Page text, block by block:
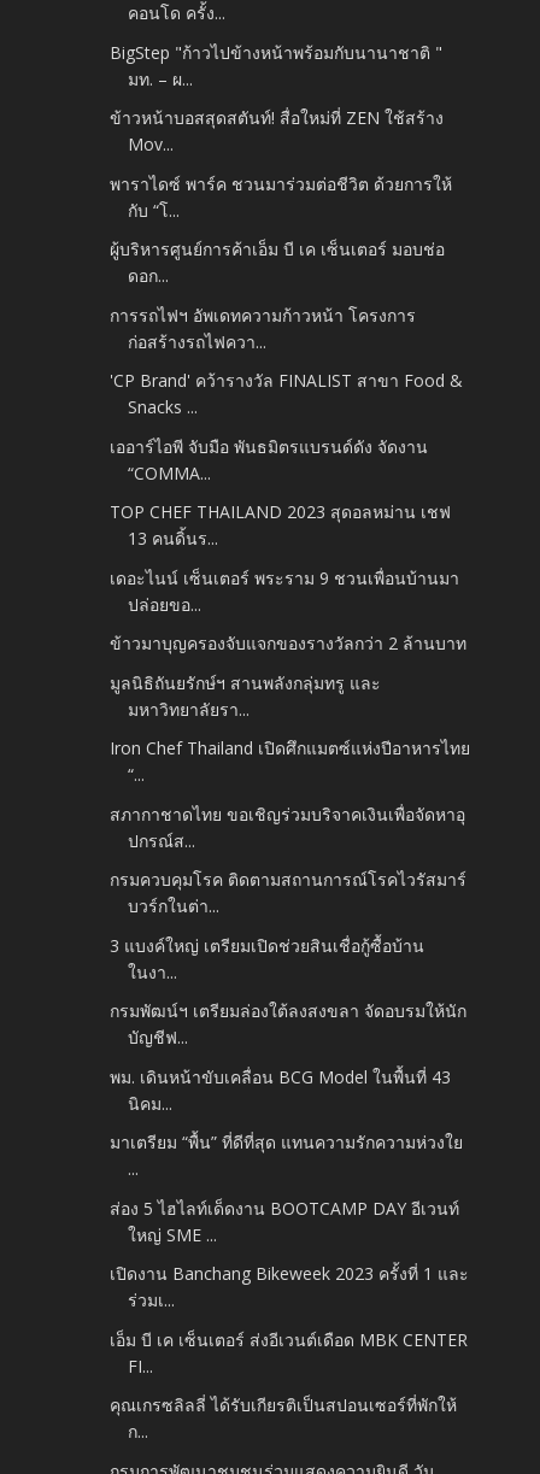
คอนโด ครั้ง...
BigStep "ก้าวไปข้างหน้าพร้อมกับนานาชาติ "
มท. – ผ...
ข้าวหน้าบอสสุดสตันท์! สื่อใหม่ที่ ZEN ใช้สร้าง
Mov...
พาราไดซ์ พาร์ค ชวนมาร่วมต่อชีวิต ด้วยการให้
กับ “โ...
ผู้บริหารศูนย์การค้าเอ็ม บี เค เซ็นเตอร์ มอบช่อ
ดอก...
การรถไฟฯ อัพเดทความก้าวหน้า โครงการ
ก่อสร้างรถไฟควา...
'CP Brand' คว้ารางวัล FINALIST สาขา Food &
Snacks ...
เออาร์ไอพี จับมือ พันธมิตรแบรนด์ดัง จัดงาน
“COMMA...
TOP CHEF THAILAND 2023 สุดอลหม่าน เชฟ
13 คนดิ้นร...
เดอะไนน์ เซ็นเตอร์ พระราม 9 ชวนเพื่อนบ้านมา
ปล่อยขอ...
ข้าวมาบุญครองจับแจกของรางวัลกว่า 2 ล้านบาท
มูลนิธิถันยรักษ์ฯ สานพลังกลุ่มทรู และ
มหาวิทยาลัยรา...
Iron Chef Thailand เปิดศึกแมตซ์แห่งปีอาหารไทย
“...
สภากาชาดไทย ขอเชิญร่วมบริจาคเงินเพื่อจัดหาอุ
ปกรณ์ส...
กรมควบคุมโรค ติดตามสถานการณ์โรคไวรัสมาร์
บวร์กในต่า...
3 แบงค์ใหญ่ เตรียมเปิดช่วยสินเชื่อกู้ซื้อบ้าน
ในงา...
กรมพัฒน์ฯ เตรียมล่องใต้ลงสงขลา จัดอบรมให้นัก
บัญชีฟ...
พม. เดินหน้าขับเคลื่อน BCG Model ในพื้นที่ 43
นิคม...
มาเตรียม “พื้น” ที่ดีที่สุด แทนความรักความห่วงใย
...
ส่อง 5 ไฮไลท์เด็ดงาน BOOTCAMP DAY อีเวนท์
ใหญ่ SME ...
เปิดงาน Banchang Bikeweek 2023 ครั้งที่ 1 และ
ร่วมเ...
เอ็ม บี เค เซ็นเตอร์ ส่งอีเวนต์เดือด MBK CENTER
FI...
คุณเกรซลิลลี่ ได้รับเกียรติเป็นสปอนเซอร์ที่พักให้
ก...